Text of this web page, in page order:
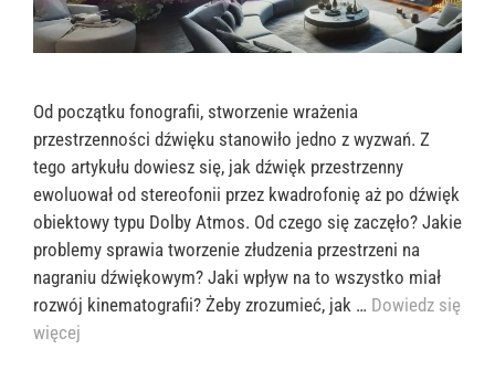
Od początku fonografii, stworzenie wrażenia
przestrzenności dźwięku stanowiło jedno z wyzwań. Z
tego artykułu dowiesz się, jak dźwięk przestrzenny
ewoluował od stereofonii przez kwadrofonię aż po dźwięk
obiektowy typu Dolby Atmos. Od czego się zaczęło? Jakie
problemy sprawia tworzenie złudzenia przestrzeni na
nagraniu dźwiękowym? Jaki wpływ na to wszystko miał
rozwój kinematografii? Żeby zrozumieć, jak … Dowiedz się
więcej